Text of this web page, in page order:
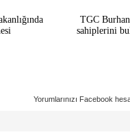
TGC
sahiplerini
Yorumlarınızı Facebook